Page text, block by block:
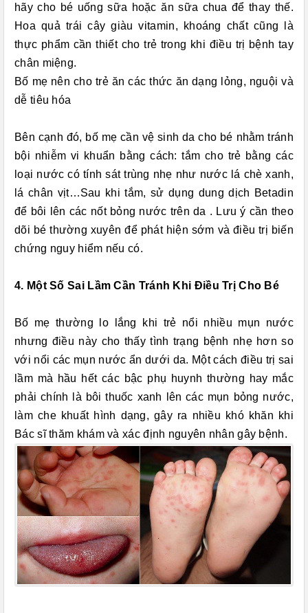
hãy cho bé uống sữa hoặc ăn sữa chua để thay thế.
Hoa quả trái cây giàu vitamin, khoáng chất cũng là
thực phẩm cần thiết cho trẻ trong khi điều trị bệnh tay
chân miệng.
Bố mẹ nên cho trẻ ăn các thức ăn dạng lỏng, nguội và
dễ tiêu hóa
Bên cạnh đó, bố mẹ cần vệ sinh da cho bé nhằm tránh
bội nhiễm vi khuẩn bằng cách: tắm cho trẻ bằng các
loại nước có tính sát trùng nhẹ như nước lá chè xanh,
lá chân vịt…Sau khi tắm, sử dụng dung dịch Betadin
để bôi lên các nốt bỏng nước trên da . Lưu ý cần theo
dõi bé thường xuyên để phát hiện sớm và điều trị biến
chứng nguy hiểm nếu có.
4. Một Số Sai Lầm Cần Tránh Khi Điều Trị Cho Bé
Bố mẹ thường lo lắng khi trẻ nổi nhiều mụn nước
nhưng điều này cho thấy tình trạng bệnh nhẹ hơn so
với nổi các mụn nước ẩn dưới da. Một cách điều trị sai
lầm mà hầu hết các bậc phụ huynh thường hay mắc
phải chính là bôi thuốc xanh lên các mụn bỏng nước,
làm che khuất hình dạng, gây ra nhiều khó khăn khi
Bác sĩ thăm khám và xác định nguyên nhân gây bệnh.